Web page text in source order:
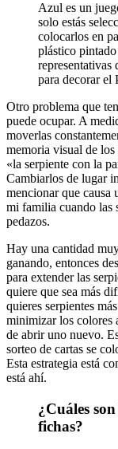
Azul es un
solo estás
colocarlos en
plástico
representativas
para decorar el
Otro problema que
puede ocupar. A
moverlas
memoria visual de los
«la serpiente con la
Cambiarlos de lugar
mencionar que causa
mi familia cuando las
pedazos.
Hay una cantidad
ganando, entonces
para extender las
quiere que sea más
quieres serpientes
minimizar los colores
de abrir uno nuevo.
sorteo de cartas se
Esta estrategia está
está ahí.
¿Cuáles
fichas?